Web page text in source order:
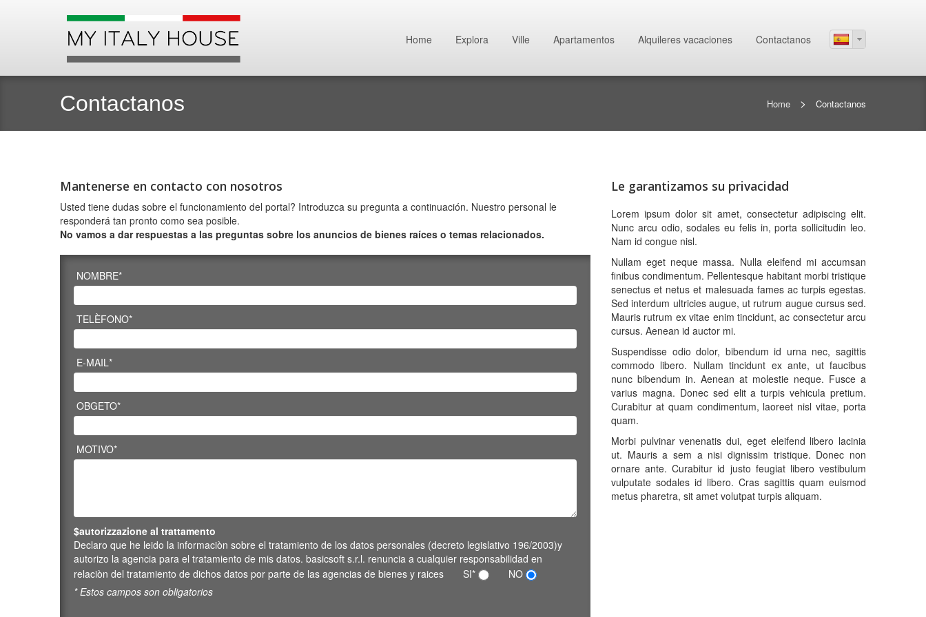
Home Explora Ville Apartamentos Alquileres vacaciones Contactanos
Contactanos Home > Contactanos
Mantenerse en contacto con nosotros
Usted tiene dudas sobre el funcionamiento del portal? Introduzca su pregunta a continuación. Nuestro personal le
responderá tan pronto como sea posible.
No vamos a dar respuestas a las preguntas sobre los anuncios de bienes raíces o temas relacionados.
NOMBRE*
TELÈFONO*
E-MAIL*
OBGETO*
MOTIVO*
$autorizzazione al trattamento
Declaro que he leido la informaciòn sobre el tratamiento de los datos personales (decreto legislativo 196/2003)y
autorizo la agencia para el tratamiento de mis datos. basicsoft s.r.l. renuncia a cualquier responsabilidad en
relaciòn del tratamiento de dichos datos por parte de las agencias de bienes y raices
SI*
NO
* Estos campos son obligatorios
Le garantizamos su privacidad
Lorem ipsum dolor sit amet, consectetur adipiscing elit.
Nunc arcu odio, sodales eu felis in, porta sollicitudin leo.
Nam id congue nisl.
Nullam eget neque massa. Nulla eleifend mi accumsan
finibus condimentum. Pellentesque habitant morbi tristique
senectus et netus et malesuada fames ac turpis egestas.
Sed interdum ultricies augue, ut rutrum augue cursus sed.
Mauris rutrum ex vitae enim tincidunt, ac consectetur arcu
cursus. Aenean id auctor mi.
Suspendisse odio dolor, bibendum id urna nec, sagittis
commodo libero. Nullam tincidunt ex ante, ut faucibus
nunc bibendum in. Aenean at molestie neque. Fusce a
varius magna. Donec sed elit a turpis vehicula pretium.
Curabitur at quam condimentum, laoreet nisl vitae, porta
quam.
Morbi pulvinar venenatis dui, eget eleifend libero lacinia
ut. Mauris a sem a nisi dignissim tristique. Donec non
ornare ante. Curabitur id justo feugiat libero vestibulum
vulputate sodales id libero. Cras sagittis quam euismod
metus pharetra, sit amet volutpat turpis aliquam.